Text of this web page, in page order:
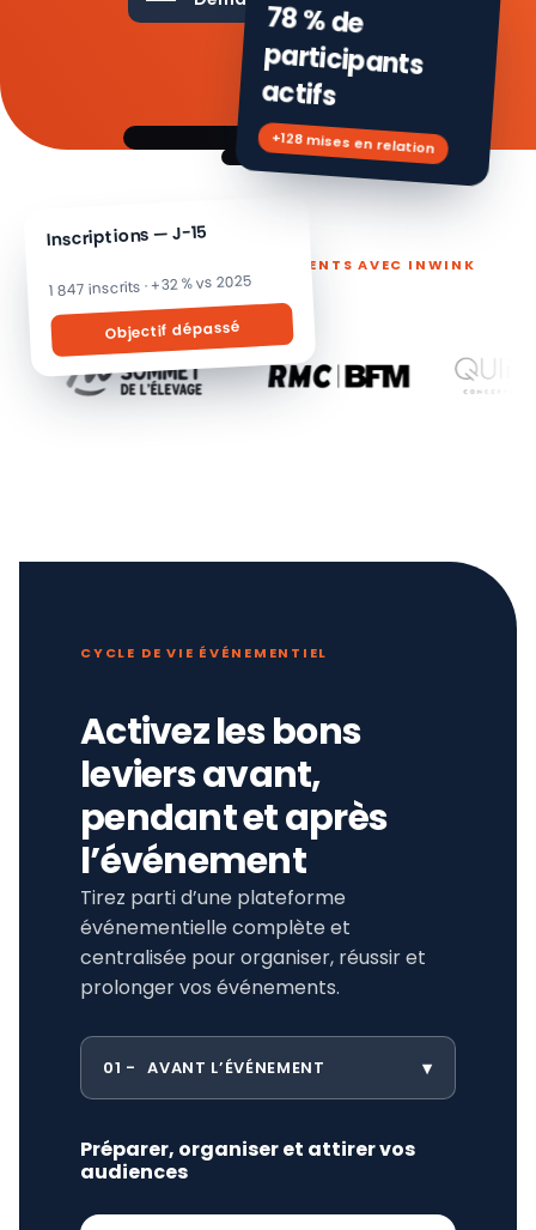
Inscriptions — J-15
1 847 inscrits · +32 % vs 2025
Objectif dépassé
78 % de
participants
actifs
+128 mises en relation
ILS PILOTENT LEURS ÉVÉNEMENTS AVEC INWINK
CYCLE DE VIE ÉVÉNEMENTIEL
Activez les bons
leviers avant,
pendant et après
l’événement
Tirez parti d’une plateforme
événementielle complète et
centralisée pour organiser, réussir et
prolonger vos événements.
01 AVANT L’ÉVÉNEMENT
Préparer, organiser et attirer vos
audiences